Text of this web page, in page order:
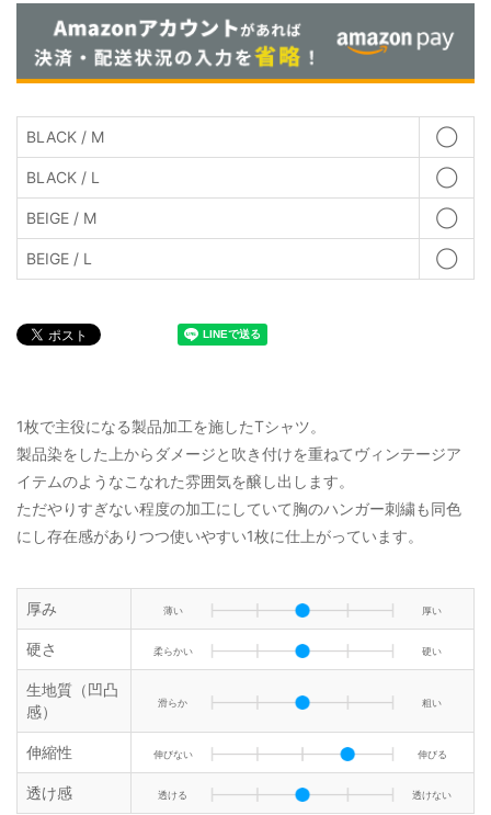
BLACK / M ◯
BLACK / L ◯
BEIGE / M ◯
BEIGE / L ◯
1枚で主役になる製品加工を施したTシャツ。
製品染をした上からダメージと吹き付けを重ねてヴィンテージア
イテムのようなこなれた雰囲気を醸し出します。
ただやりすぎない程度の加工にしていて胸のハンガー刺繍も同色
にし存在感がありつつ使いやすい1枚に仕上がっています。
厚み 薄い 厚い
硬さ 柔らかい 硬い
生地質（凹凸
感）
滑らか 粗い
伸縮性 伸びない 伸びる
透け感 透ける 透けない